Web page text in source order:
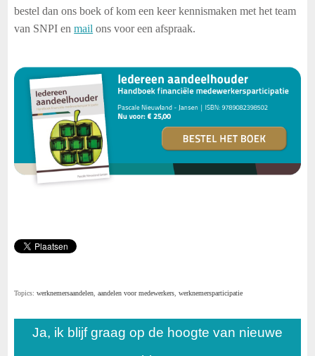
bestel dan ons boek of kom een keer kennismaken met het team
van SNPI enmail ons voor een afspraak.
Topics:werknemersaandelen ,aandelen voor medewerkers ,werknemersparticipatie
Ja, ik blijf graag op de hoogte van nieuwe